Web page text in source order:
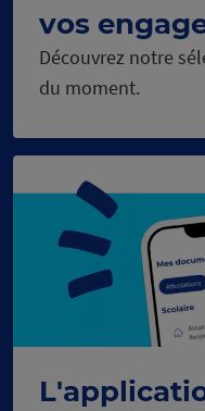
vos
Découvrez notre
du moment.